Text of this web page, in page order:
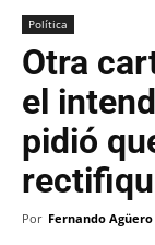
Política
Otra
el
pidió
Por Fernando Agüero